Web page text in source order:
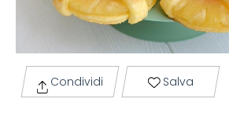
Condividi Salva